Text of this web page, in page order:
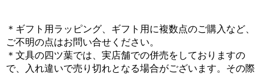
＊ギフト用ラッピング、ギフト用に複数点のご購入など、
ご不明の点はお問い合せください。
＊文具の四ツ葉では、実店舗での併売をしておりますの
で、入れ違いで売り切れとなる場合がございます。その際